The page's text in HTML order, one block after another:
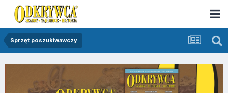
Sprzęt poszukiwawczy